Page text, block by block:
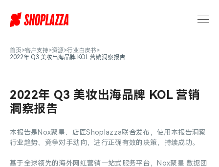
首页>客户支持>资源>行业白皮书>
2022年 Q3 美妆出海品牌 KOL 营销洞察报告
2022年 Q3 美妆出海品牌 KOL 营销
洞察报告
本报告是Nox聚星、店匠Shoplazza联合发布，使用本报告洞察
行业趋势、竞争对手动向，进行正确有效的决策，持续成功。
基于全球领先的海外网红营销一站式服务平台，Nox聚星 数据团